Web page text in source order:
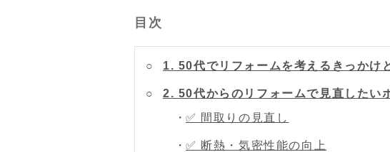
目次
1. 50代でリフォームを考えるきっかけ
2. 50代からのリフォームで見直したい
✅ 間取りの見直し
✅ 断熱・気密性能の向上